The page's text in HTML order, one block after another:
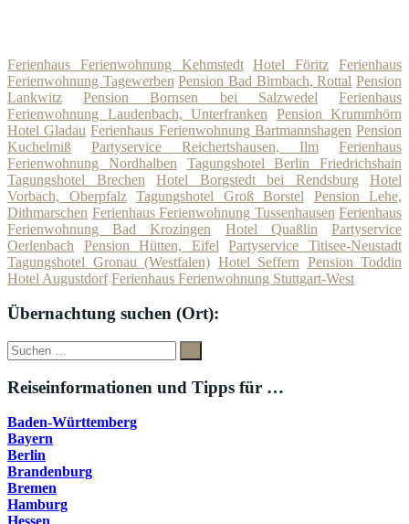
Ferienhaus Ferienwohnung Kehmstedt Hotel Föritz
Ferienhaus
Ferienwohnung Tagewerben Pension Bad Birnbach, Rottal Pension
Lankwitz
Pension Bornsen bei Salzwedel
Ferienhaus
Ferienwohnung Laudenbach, Unterfranken
Pension Krummhörn
Hotel Gladau Ferienhaus Ferienwohnung Bartmannshagen Pension
Kuchelmiß
Partyservice Reichertshausen, Ilm
Ferienhaus
Ferienwohnung Nordhalben
Tagungshotel Berlin Friedrichshain
Tagungshotel Brechen
Hotel Borgstedt bei Rendsburg
Hotel
Vorbach, Oberpfalz
Tagungshotel Groß Borstel
Pension Lehe,
Dithmarschen Ferienhaus Ferienwohnung Tussenhausen Ferienhaus
Ferienwohnung Bad Krozingen
Hotel Quaßlin
Partyservice
Oerlenbach
Pension Hütten, Eifel
Partyservice Titisee-Neustadt
Tagungshotel Gronau (Westfalen) Hotel Seffern Pension Toddin
Hotel Augustdorf Ferienhaus Ferienwohnung Stuttgart-West
Übernachtung suchen (Ort):
Suche
nach:
Suchen
Reiseinformationen und Tipps für …
Baden-Württemberg
Bayern
Berlin
Brandenburg
Bremen
Hamburg